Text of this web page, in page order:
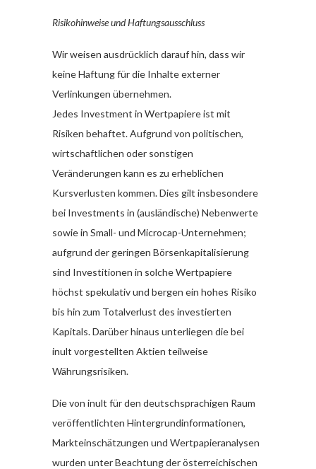
Risikohinweise und Haftungsausschluss
Wir weisen ausdrücklich darauf hin, dass wir
keine Haftung für die Inhalte externer
Verlinkungen übernehmen.
Jedes Investment in Wertpapiere ist mit
Risiken behaftet. Aufgrund von politischen,
wirtschaftlichen oder sonstigen
Veränderungen kann es zu erheblichen
Kursverlusten kommen. Dies gilt insbesondere
bei Investments in (ausländische) Nebenwerte
sowie in Small- und Microcap-Unternehmen;
aufgrund der geringen Börsenkapitalisierung
sind Investitionen in solche Wertpapiere
höchst spekulativ und bergen ein hohes Risiko
bis hin zum Totalverlust des investierten
Kapitals. Darüber hinaus unterliegen die bei
inult vorgestellten Aktien teilweise
Währungsrisiken.
Die von inult für den deutschsprachigen Raum
veröffentlichten Hintergrundinformationen,
Markteinschätzungen und Wertpapieranalysen
wurden unter Beachtung der österreichischen